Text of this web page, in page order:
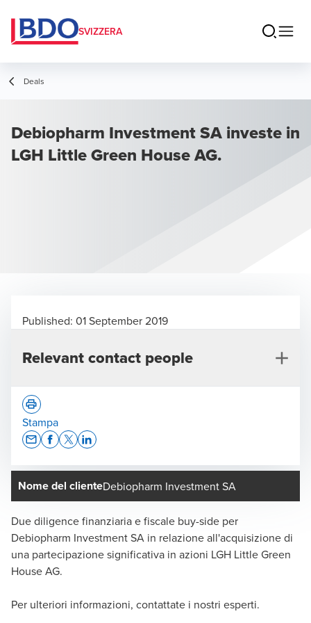
SVIZZERA
Deals
Debiopharm Investment SA investe in
LGH Little Green House AG.
Nome del clienteDebiopharm Investment SA
Due diligence finanziaria e fiscale buy-side per
Debiopharm Investment SA in relazione all'acquisizione di
una partecipazione significativa in azioni LGH Little Green
House AG.
Per ulteriori informazioni, contattate i nostri esperti.
Published: 01 September 2019
Relevant contact people
Charles-Henri Benoit
Responsabile Deal Advisory Regione Svizzera
romanda, Vicedirettore, Losanna
Stampa